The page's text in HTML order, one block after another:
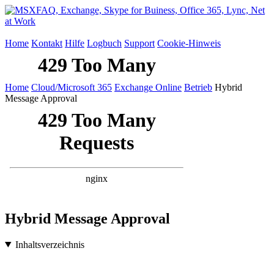
Home Kontakt Hilfe Logbuch Support Cookie-Hinweis
Home Cloud/Microsoft 365 Exchange Online Betrieb Hybrid
Message Approval
Hybrid Message Approval
Inhaltsverzeichnis